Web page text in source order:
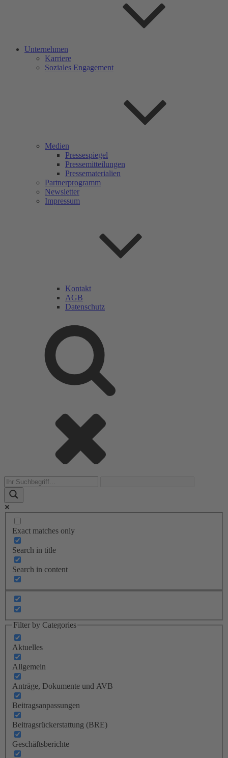
Unternehmen
Karriere
Soziales Engagement
Medien
Pressespiegel
Pressemitteilungen
Pressematerialien
Partnerprogramm
Newsletter
Impressum
Kontakt
AGB
Datenschutz
Exact matches only
Search in title
Search in content
Filter by Categories
Aktuelles
Allgemein
Anträge, Dokumente und AVB
Beitragsanpassungen
Beitragsrückerstattung (BRE)
Geschäftsberichte